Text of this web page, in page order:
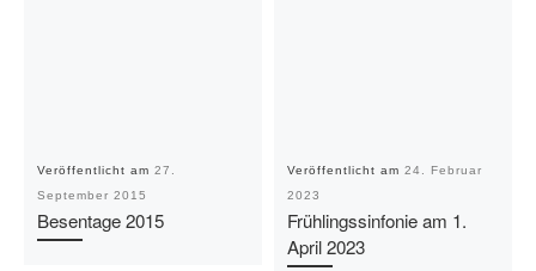
Veröffentlicht am 27.
September 2015
Besentage 2015
Veröffentlicht am 24. Februar
2023
Frühlingssinfonie am 1.
April 2023